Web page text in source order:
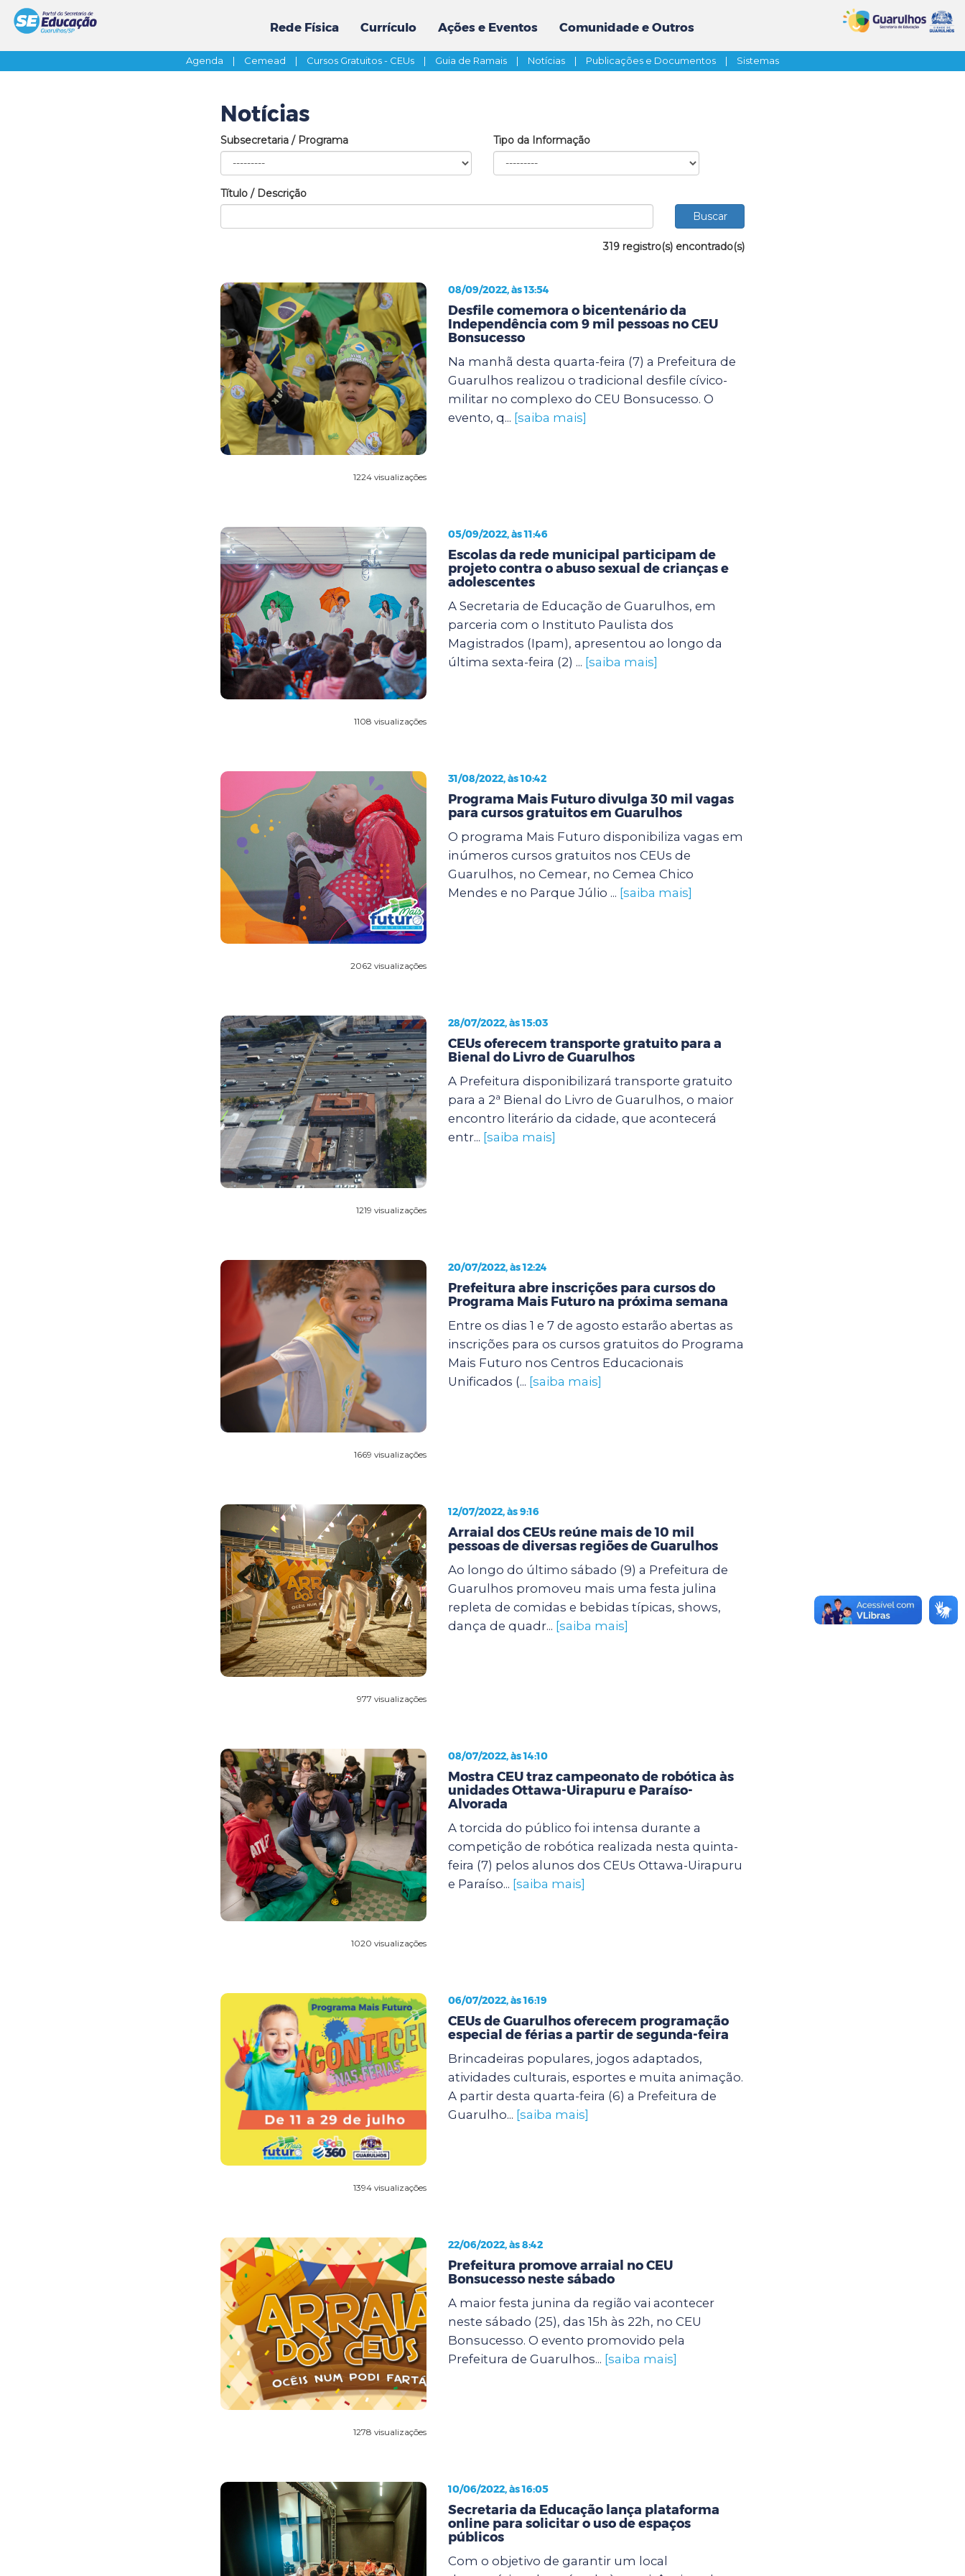
Rede Física Currículo Ações e Eventos Comunidade e Outros
Agenda | Cemead | Cursos Gratuitos - CEUs | Guia de Ramais | Notícias | Publicações e Documentos | Sistemas
Notícias
Subsecretaria / Programa Tipo da Informação
Título / Descrição
319 registro(s) encontrado(s)
1224 visualizações
08/09/2022, às 13:54
Desfile comemora o bicentenário da
Independência com 9 mil pessoas no CEU
Bonsucesso
Na manhã desta quarta-feira (7) a Prefeitura de
Guarulhos realizou o tradicional desfile cívico-
militar no complexo do CEU Bonsucesso. O
evento, q... [saiba mais]
1108 visualizações
05/09/2022, às 11:46
Escolas da rede municipal participam de
projeto contra o abuso sexual de crianças e
adolescentes
A Secretaria de Educação de Guarulhos, em
parceria com o Instituto Paulista dos
Magistrados (Ipam), apresentou ao longo da
última sexta-feira (2) ... [saiba mais]
2062 visualizações
31/08/2022, às 10:42
Programa Mais Futuro divulga 30 mil vagas
para cursos gratuitos em Guarulhos
O programa Mais Futuro disponibiliza vagas em
inúmeros cursos gratuitos nos CEUs de
Guarulhos, no Cemear, no Cemea Chico
Mendes e no Parque Júlio ... [saiba mais]
1219 visualizações
28/07/2022, às 15:03
CEUs oferecem transporte gratuito para a
Bienal do Livro de Guarulhos
A Prefeitura disponibilizará transporte gratuito
para a 2ª Bienal do Livro de Guarulhos, o maior
encontro literário da cidade, que acontecerá
entr... [saiba mais]
1669 visualizações
20/07/2022, às 12:24
Prefeitura abre inscrições para cursos do
Programa Mais Futuro na próxima semana
Entre os dias 1 e 7 de agosto estarão abertas as
inscrições para os cursos gratuitos do Programa
Mais Futuro nos Centros Educacionais
Unificados (... [saiba mais]
977 visualizações
12/07/2022, às 9:16
Arraial dos CEUs reúne mais de 10 mil
pessoas de diversas regiões de Guarulhos
Ao longo do último sábado (9) a Prefeitura de
Guarulhos promoveu mais uma festa julina
repleta de comidas e bebidas típicas, shows,
dança de quadr... [saiba mais]
1020 visualizações
08/07/2022, às 14:10
Mostra CEU traz campeonato de robótica às
unidades Ottawa-Uirapuru e Paraíso-
Alvorada
A torcida do público foi intensa durante a
competição de robótica realizada nesta quinta-
feira (7) pelos alunos dos CEUs Ottawa-Uirapuru
e Paraíso... [saiba mais]
1394 visualizações
06/07/2022, às 16:19
CEUs de Guarulhos oferecem programação
especial de férias a partir de segunda-feira
Brincadeiras populares, jogos adaptados,
atividades culturais, esportes e muita animação.
A partir desta quarta-feira (6) a Prefeitura de
Guarulho... [saiba mais]
1278 visualizações
22/06/2022, às 8:42
Prefeitura promove arraial no CEU
Bonsucesso neste sábado
A maior festa junina da região vai acontecer
neste sábado (25), das 15h às 22h, no CEU
Bonsucesso. O evento promovido pela
Prefeitura de Guarulhos... [saiba mais]
10/06/2022, às 16:05
Secretaria da Educação lança plataforma
online para solicitar o uso de espaços
públicos
Com o objetivo de garantir um local